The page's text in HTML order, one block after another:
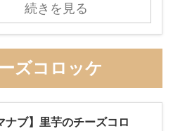
続きを見る
ズコロッケ
ナブ】里芋のチーズコロ